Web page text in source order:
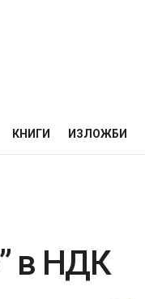
КНИГИ ИЗЛОЖБИ
в НДК